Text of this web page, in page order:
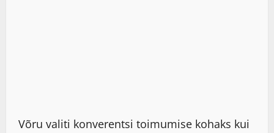
Võru valiti konverentsi toimumise kohaks kui